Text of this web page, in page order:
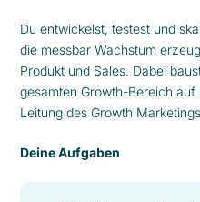
Du entwickelst, testest und
die messbar Wachstum
Produkt und Sales. Dabei
gesamten Growth-Bereich
Leitung des Growth
Deine Aufgaben